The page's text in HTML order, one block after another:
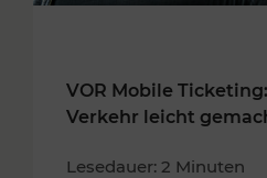
VOR Mobile
Verkehr leicht
Lesedauer: 2 Minuten